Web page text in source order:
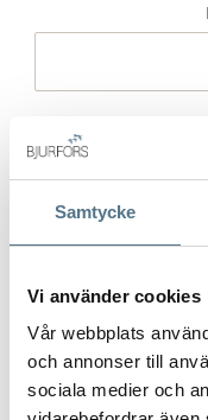
Samtycke
Vi använder cookies
Vår webbplats
och annonser till
sociala medier och